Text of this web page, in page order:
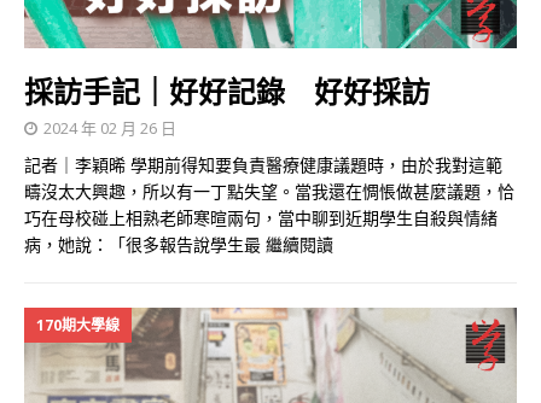
採訪手記｜好好記錄 好好採訪
2024 年 02 月 26 日
記者｜李穎晞 學期前得知要負責醫療健康議題時，由於我對這範
疇沒太大興趣，所以有一丁點失望。當我還在惆悵做甚麼議題，恰
巧在母校碰上相熟老師寒暄兩句，當中聊到近期學生自殺與情緒
病，她說：「很多報告說學生最 繼續閱讀
170期大學線